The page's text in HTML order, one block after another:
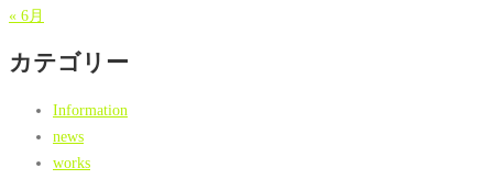
« 6月
カテゴリー
Information
news
works